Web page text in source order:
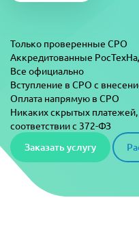
Только проверенные СРО
Аккредитованные
Все официально
Вступление в СРО с
Оплата напрямую в СРО
Никаких скрытых платежей,
соответствии с 372-ФЗ
Заказать услугу